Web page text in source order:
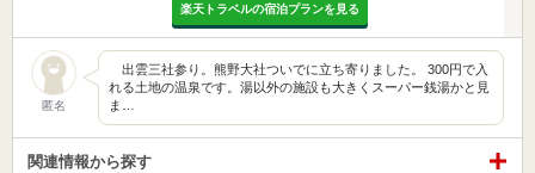
楽天トラベルの宿泊プランを見る
匿名
出雲三社参り。熊野大社ついでに立ち寄りました。 300円で入
れる土地の温泉です。湯以外の施設も大きくスーパー銭湯かと見
ま…
関連情報から探す